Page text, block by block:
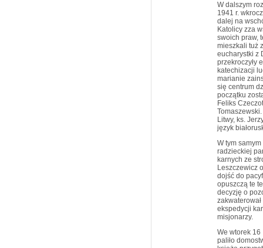
W dalszym
1941 r.
dalej na
Katolicy zza
swoich praw,
mieszkali tuż
eucharystki z
przekroczyły
katechizacji
marianie
się centrum
początku
Feliks
Litwy, ks.
język
W tym
radzieckiej
karnych ze
Leszczewicz
dojść do
opuszczą te
decyzję o
ekspedycji
misjonarzy.
We wtorek 16
paliło